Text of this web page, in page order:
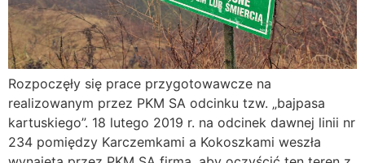
Rozpoczęły się prace przygotowawcze na
realizowanym przez PKM SA odcinku tzw. „bajpasa
kartuskiego”. 18 lutego 2019 r. na odcinek dawnej linii nr
234 pomiędzy Karczemkami a Kokoszkami weszła